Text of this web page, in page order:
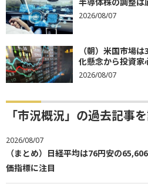
2026/08/07
（朝）米国市場
化懸念から投資家
2026/08/07
「市況概況」の過去記事
2026/08/07
（まとめ）日経平均は76円安の
価指標に注目